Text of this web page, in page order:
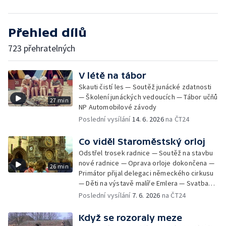
Přehled dílů
723 přehratelných
27 min
V létě na tábor
Skauti čistí les — Soutěž junácké zdatnosti
— Školení junáckých vedoucích — Tábor učňů
NP Automobilové závody
Poslední vysílání14. 6. 2026na ČT24
26 min
Co viděl Staroměstský orloj
Odstřel trosek radnice — Soutěž na stavbu
nové radnice — Oprava orloje dokončena —
Primátor přijal delegaci německého cirkusu
— Děti na výstavě malíře Emlera — Svatba
Miloše Kopeckého — Prohlídka a oprava
— Pamětní deska padlým v povstání — Nová
svatební síň — Setkání představitelů Prahy s
Poslední vysílání 7. 6. 2026 na ČT24
Když se rozoraly meze